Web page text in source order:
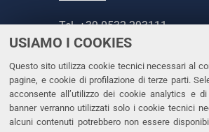
USIAMO I COOKIES
Questo sito utilizza cookie tecnici necessari al
pagine, e cookie di profilazione di terze parti.
acconsente all’utilizzo dei cookie analytics e
banner verranno utilizzati solo i cookie tecnici
alcuni contenuti potrebbero non essere
Tel. +39 0532 293111
Fax. +39 0532 293031
PEC
LINKS